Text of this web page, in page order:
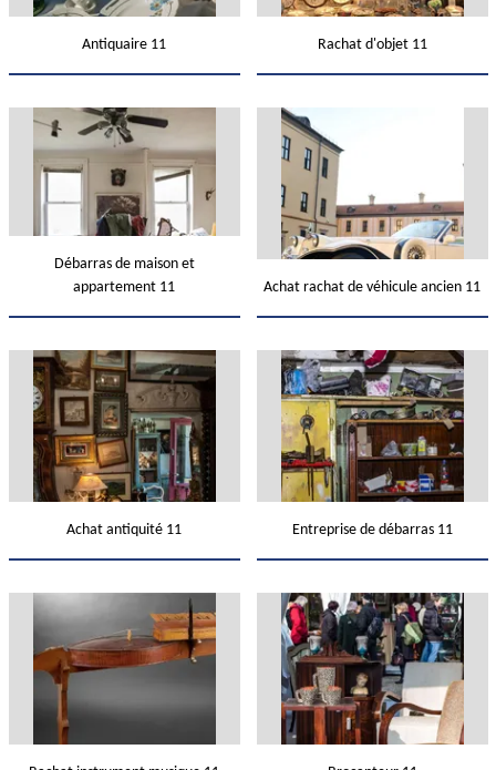
Antiquaire 11 Rachat d'objet 11
Débarras de maison et
appartement 11
Achat rachat de véhicule ancien 11
Achat antiquité 11 Entreprise de débarras 11